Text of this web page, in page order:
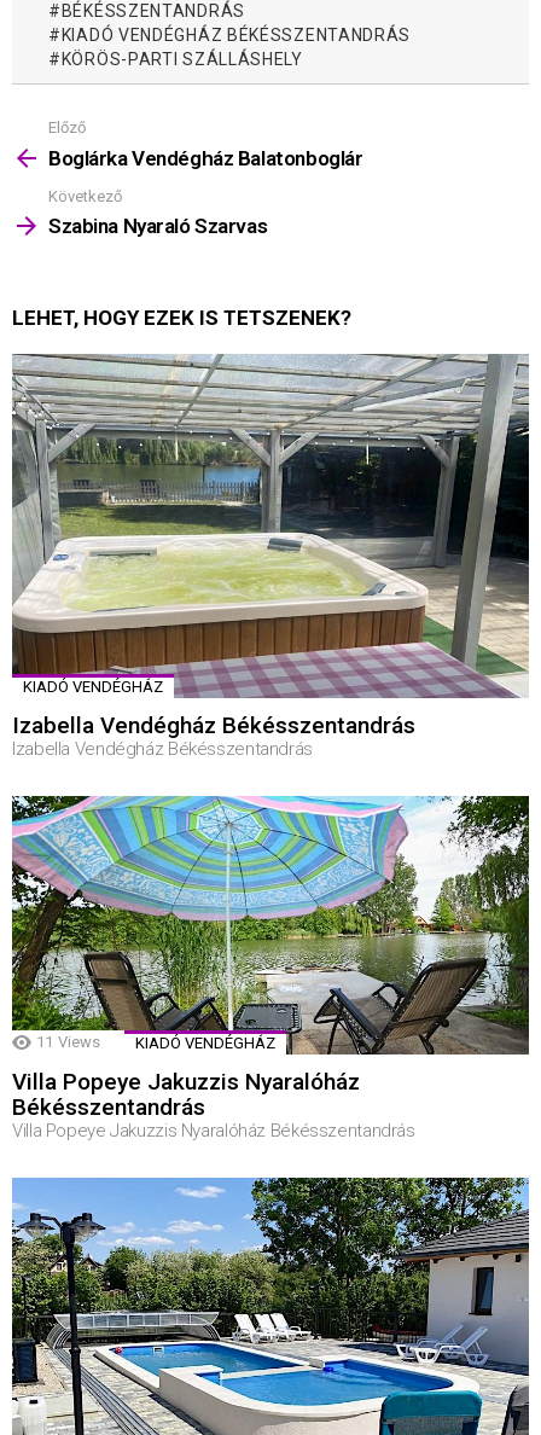
BÉKÉSSZENTANDRÁS
KIADÓ VENDÉGHÁZ BÉKÉSSZENTANDRÁS
KÖRÖS-PARTI SZÁLLÁSHELY
Mutass
többet
Előző
Boglárka Vendégház Balatonboglár
Következő
Szabina Nyaraló Szarvas
LEHET, HOGY EZEK IS TETSZENEK?
KIADÓ VENDÉGHÁZ
Izabella Vendégház Békésszentandrás
Izabella Vendégház Békésszentandrás
11 Views KIADÓ VENDÉGHÁZ
Villa Popeye Jakuzzis Nyaralóház
Békésszentandrás
Villa Popeye Jakuzzis Nyaralóház Békésszentandrás